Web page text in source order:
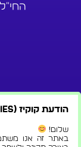
החי"ל 49, רעננה, ישראל 4331629
הודעת קוקיז (Cookies)
שלום!